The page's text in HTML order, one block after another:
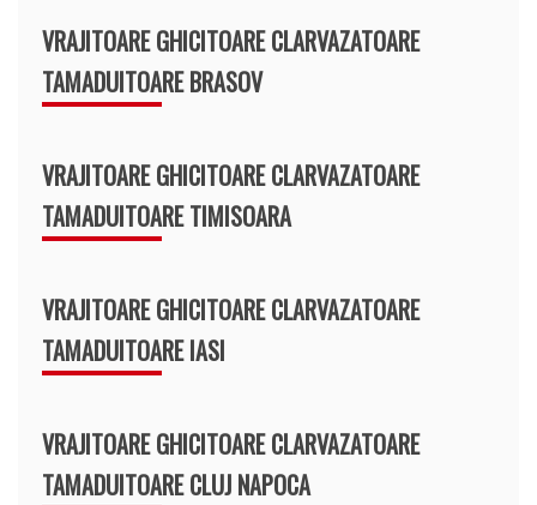
VRAJITOARE GHICITOARE CLARVAZATOARE
TAMADUITOARE BRASOV
VRAJITOARE GHICITOARE CLARVAZATOARE
TAMADUITOARE TIMISOARA
VRAJITOARE GHICITOARE CLARVAZATOARE
TAMADUITOARE IASI
VRAJITOARE GHICITOARE CLARVAZATOARE
TAMADUITOARE CLUJ NAPOCA